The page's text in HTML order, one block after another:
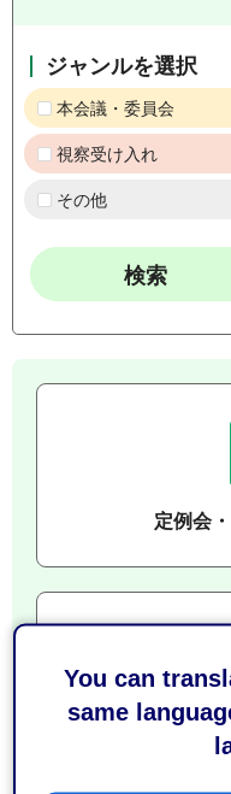
You can
same
ジャンルを選択
本会議・委員会
視察受け入れ
その他
定例会
通告一